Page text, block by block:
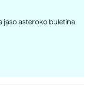
jaso asteroko buletina